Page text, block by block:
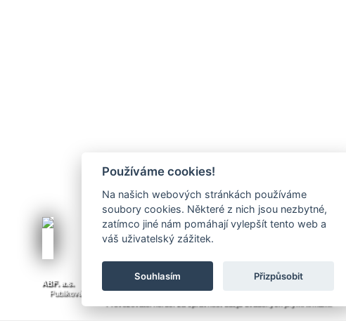
Ukázat všechny reklamy
© Všechna práva vyhrazena. 1996-2026
ABF. a.s.
PVA EXPO, a.s. Ochrana osobních údajů
Publikování nebo další šíření obsahu je výslovně zakázáno bez předchozího
Používáme cookies!
Na našich webových stránkách používáme
soubory cookies. Některé z nich jsou nezbytné,
zatímco jiné nám pomáhají vylepšít tento web a
váš uživatelský zážitek.
Souhlasím Přizpůsobit